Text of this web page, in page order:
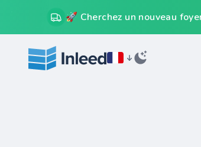
🚀 Cherchez un nouveau